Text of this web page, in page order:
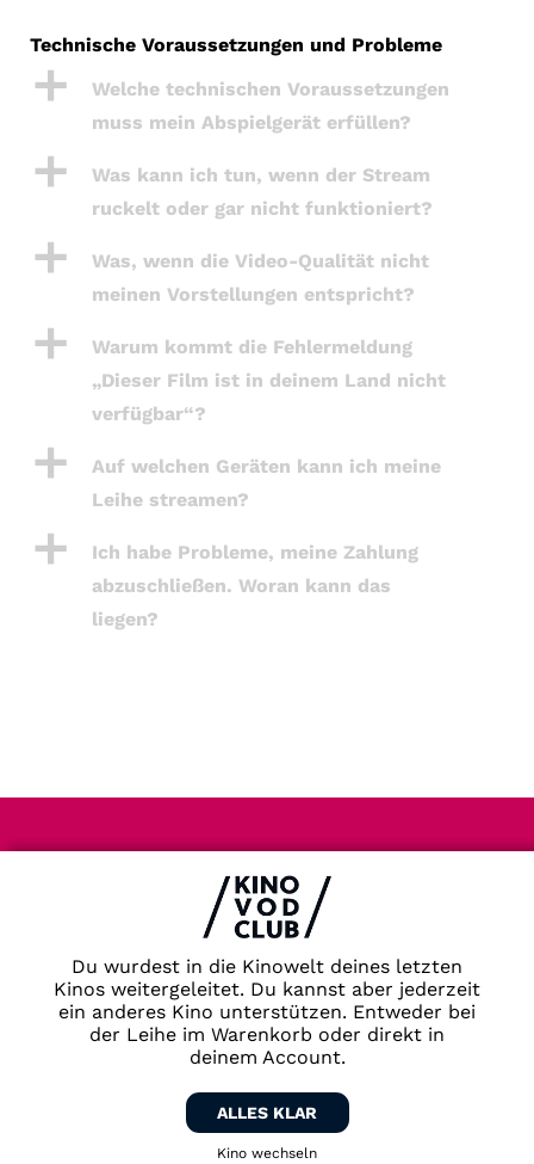
Du wurdest in die Kinowelt deines letzten
Kinos weitergeleitet. Du kannst aber jederzeit
ein anderes Kino unterstützen. Entweder bei
der Leihe im Warenkorb oder direkt in
deinem Account.
ALLES KLAR
Kino wechseln
Technische Voraussetzungen und Probleme
a
Welche technischen Voraussetzungen
muss mein Abspielgerät erfüllen?
a
Was kann ich tun, wenn der Stream
ruckelt oder gar nicht funktioniert?
a
Was, wenn die Video-Qualität nicht
meinen Vorstellungen entspricht?
a
Warum kommt die Fehlermeldung
„Dieser Film ist in deinem Land nicht
verfügbar“?
a
Auf welchen Geräten kann ich meine
Leihe streamen?
a
Ich habe Probleme, meine Zahlung
abzuschließen. Woran kann das
liegen?
AGB
Kontakt
Newsletter
Partner